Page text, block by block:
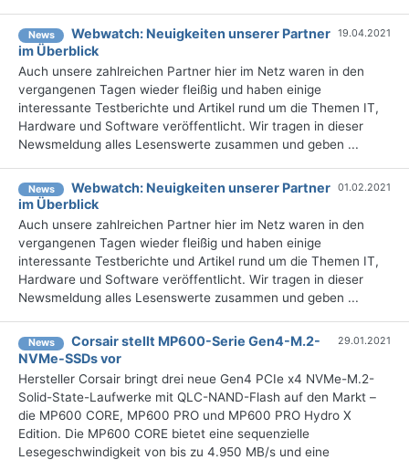
News
Webwatch: Neuigkeiten unserer Partner
im Überblick
19.04.2021
Auch unsere zahlreichen Partner hier im Netz waren in den
vergangenen Tagen wieder fleißig und haben einige
interessante Testberichte und Artikel rund um die Themen IT,
Hardware und Software veröffentlicht. Wir tragen in dieser
Newsmeldung alles Lesenswerte zusammen und geben ...
News
Webwatch: Neuigkeiten unserer Partner
im Überblick
01.02.2021
Auch unsere zahlreichen Partner hier im Netz waren in den
vergangenen Tagen wieder fleißig und haben einige
interessante Testberichte und Artikel rund um die Themen IT,
Hardware und Software veröffentlicht. Wir tragen in dieser
Newsmeldung alles Lesenswerte zusammen und geben ...
News
Corsair stellt MP600-Serie Gen4-M.2-
NVMe-SSDs vor
29.01.2021
Hersteller Corsair bringt drei neue Gen4 PCIe x4 NVMe-M.2-
Solid-State-Laufwerke mit QLC-NAND-Flash auf den Markt –
die MP600 CORE, MP600 PRO und MP600 PRO Hydro X
Edition. Die MP600 CORE bietet eine sequenzielle
Lesegeschwindigkeit von bis zu 4.950 MB/s und eine